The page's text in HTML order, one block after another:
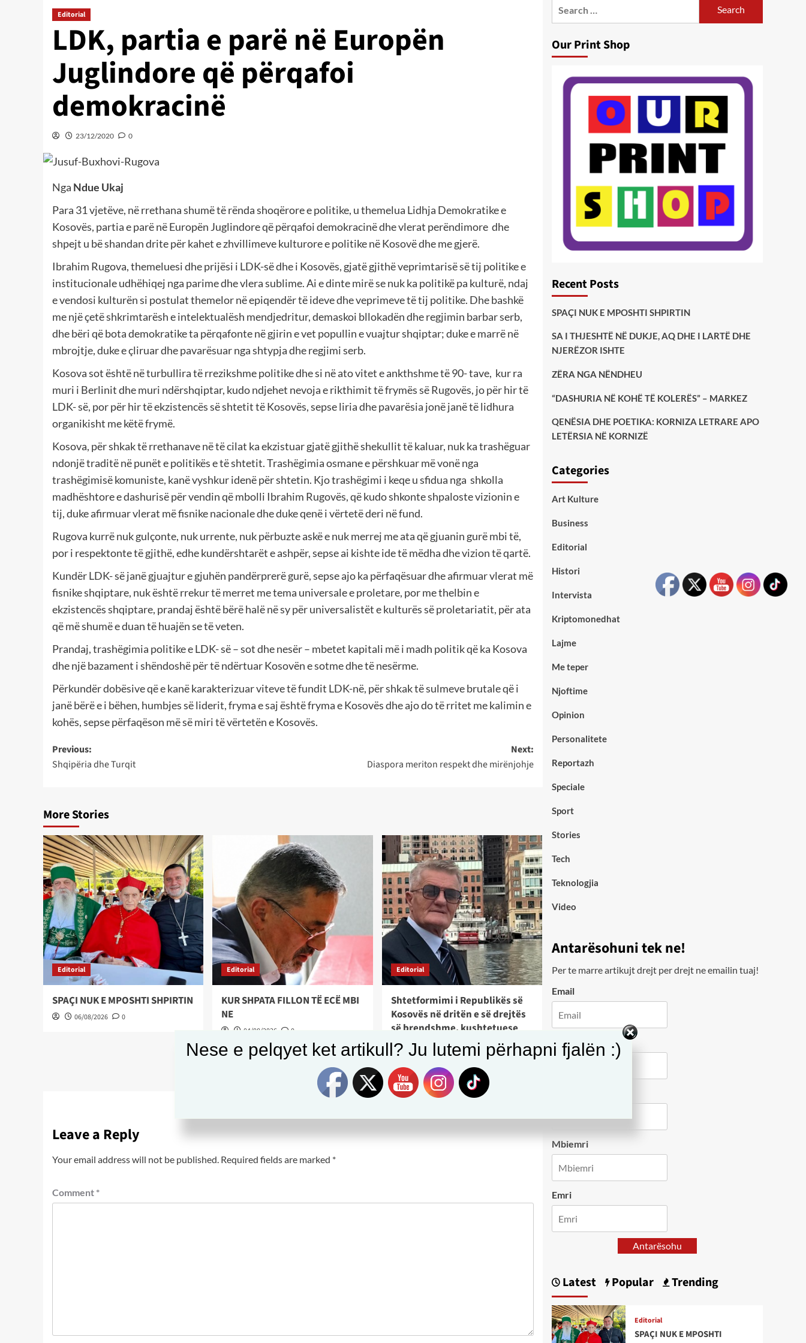
Editorial
LDK, partia e parë në Europën
Juglindore që përqafoi
demokracinë
23/12/2020 0
Nga Ndue Ukaj
Para 31 vjetëve, në rrethana shumë të rënda shoqërore e politike, u themelua Lidhja Demokratike e
Kosovës, partia e parë në Europën Juglindore që përqafoi demokracinë dhe vlerat perëndimore dhe
shpejt u bë shandan drite për kahet e zhvillimeve kulturore e politike në Kosovë dhe me gjerë.
Ibrahim Rugova, themeluesi dhe prijësi i LDK-së dhe i Kosovës, gjatë gjithë veprimtarisë së tij politike e
institucionale udhëhiqej nga parime dhe vlera sublime. Ai e dinte mirë se nuk ka politikë pa kulturë, ndaj
e vendosi kulturën si postulat themelor në epiqendër të ideve dhe veprimeve të tij politike. Dhe bashkë
me një çetë shkrimtarësh e intelektualësh mendjedritur, demaskoi bllokadën dhe regjimin barbar serb,
dhe bëri që bota demokratike ta përqafonte në gjirin e vet popullin e vuajtur shqiptar; duke e marrë në
mbrojtje, duke e çliruar dhe pavarësuar nga shtypja dhe regjimi serb.
Kosova sot është në turbullira të rrezikshme politike dhe si në ato vitet e ankthshme të 90- tave, kur ra
muri i Berlinit dhe muri ndërshqiptar, kudo ndjehet nevoja e rikthimit të frymës së Rugovës, jo për hir të
LDK- së, por për hir të ekzistencës së shtetit të Kosovës, sepse liria dhe pavarësia jonë janë të lidhura
organikisht me këtë frymë.
Kosova, për shkak të rrethanave në të cilat ka ekzistuar gjatë gjithë shekullit të kaluar, nuk ka trashëguar
ndonjë traditë në punët e politikës e të shtetit. Trashëgimia osmane e përshkuar më vonë nga
trashëgimisë komuniste, kanë vyshkur idenë për shtetin. Kjo trashëgimi i keqe u sfidua nga shkolla
madhështore e dashurisë për vendin që mbolli Ibrahim Rugovës, që kudo shkonte shpaloste vizionin e
tij, duke afirmuar vlerat më fisnike nacionale dhe duke qenë i vërtetë deri në fund.
Rugova kurrë nuk gulçonte, nuk urrente, nuk përbuzte askë e nuk merrej me ata që gjuanin gurë mbi të,
por i respektonte të gjithë, edhe kundërshtarët e ashpër, sepse ai kishte ide të mëdha dhe vizion të qartë.
Kundër LDK- së janë gjuajtur e gjuhën pandërprerë gurë, sepse ajo ka përfaqësuar dhe afirmuar vlerat më
fisnike shqiptare, nuk është rrekur të merret me tema universale e proletare, por me thelbin e
ekzistencës shqiptare, prandaj është bërë halë në sy për universalistët e kulturës së proletariatit, për ata
që më shumë e duan të huajën se të veten.
Prandaj, trashëgimia politike e LDK- së – sot dhe nesër – mbetet kapitali më i madh politik që ka Kosova
dhe një bazament i shëndoshë për të ndërtuar Kosovën e sotme dhe të nesërme.
Përkundër dobësive që e kanë karakterizuar viteve të fundit LDK-në, për shkak të sulmeve brutale që i
janë bërë e i bëhen, humbjes së liderit, fryma e saj është fryma e Kosovës dhe ajo do të rritet me kalimin e
kohës, sepse përfaqëson më së miri të vërtetën e Kosovës.
Post
navigation
Previous:
Shqipëria dhe Turqit
Next:
Diaspora meriton respekt dhe mirënjohje
More Stories
Editorial
SPAÇI NUK E MPOSHTI SHPIRTIN
06/08/2026 0
Editorial
KUR SHPATA FILLON TË ECË MBI
NE
04/08/2026 0
Editorial
Shtetformimi i Republikës së
Kosovës në dritën e së drejtës
së brendshme, kushtetuese
dhe ndërkombëtare
04/08/2026 0
Leave a Reply
Your email address will not be published. Required fields are marked *
Comment *
Our Print Shop
Recent Posts
SPAÇI NUK E MPOSHTI SHPIRTIN
SA I THJESHTË NË DUKJE, AQ DHE I LARTË DHE
NJERËZOR ISHTE
ZËRA NGA NËNDHEU
“DASHURIA NË KOHË TË KOLERËS” – MARKEZ
QENËSIA DHE POETIKA: KORNIZA LETRARE APO
LETËRSIA NË KORNIZË
Categories
Art Kulture
Business
Editorial
Histori
Intervista
Kriptomonedhat
Lajme
Me teper
Njoftime
Opinion
Personalitete
Reportazh
Speciale
Sport
Stories
Tech
Teknologjia
Video
Antarësohuni tek ne!
Per te marre artikujt drejt per drejt ne emailin tuaj!
Email
City
Mbiemri
Emri
Antarësohu
Latest Popular Trending
Editorial
SPAÇI NUK E MPOSHTI
Nese e pelqyet ket artikull? Ju lutemi përhapni fjalën :)